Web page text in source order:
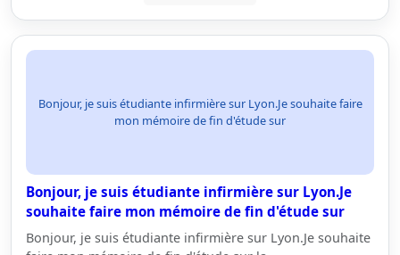
Bonjour, je suis étudiante infirmière sur Lyon.Je souhaite faire
mon mémoire de fin d'étude sur
Bonjour, je suis étudiante infirmière sur Lyon.Je
souhaite faire mon mémoire de fin d'étude sur
Bonjour, je suis étudiante infirmière sur Lyon.Je souhaite